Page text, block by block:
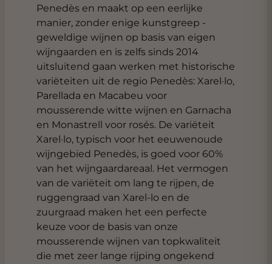
Penedès en maakt op een eerlijke
manier, zonder enige kunstgreep -
geweldige wijnen op basis van eigen
wijngaarden en is zelfs sinds 2014
uitsluitend gaan werken met historische
variëteiten uit de regio Penedès: Xarel·lo,
Parellada en Macabeu voor
mousserende witte wijnen en Garnacha
en Monastrell voor rosés. De variëteit
Xarel·lo, typisch voor het eeuwenoude
wijngebied Penedès, is goed voor 60%
van het wijngaardareaal. Het vermogen
van de variëteit om lang te rijpen, de
ruggengraad van Xarel-lo en de
zuurgraad maken het een perfecte
keuze voor de basis van onze
mousserende wijnen van topkwaliteit
die met zeer lange rijping ongekend